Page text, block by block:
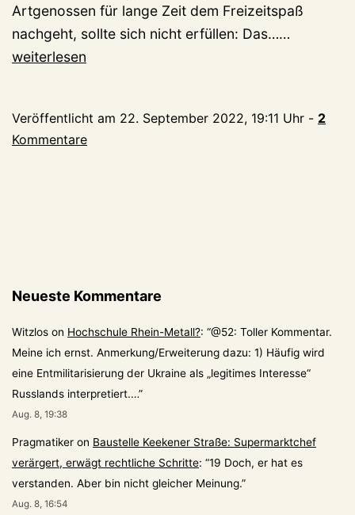
Artgenossen für lange Zeit dem Freizeitspaß
nachgeht, sollte sich nicht erfüllen: Das……
weiterlesen
Veröffentlicht am 22. September 2022, 19:11 Uhr - 2
Kommentare
Neueste Kommentare
Witzlos on Hochschule Rhein-Metall?: “@52: Toller Kommentar.
Meine ich ernst. Anmerkung/Erweiterung dazu: 1) Häufig wird
eine Entmilitarisierung der Ukraine als „legitimes Interesse“
Russlands interpretiert.…”
Aug. 8, 19:38
Pragmatiker on Baustelle Keekener Straße: Supermarktchef
verärgert, erwägt rechtliche Schritte: “19 Doch, er hat es
verstanden. Aber bin nicht gleicher Meinung.”
Aug. 8, 16:54